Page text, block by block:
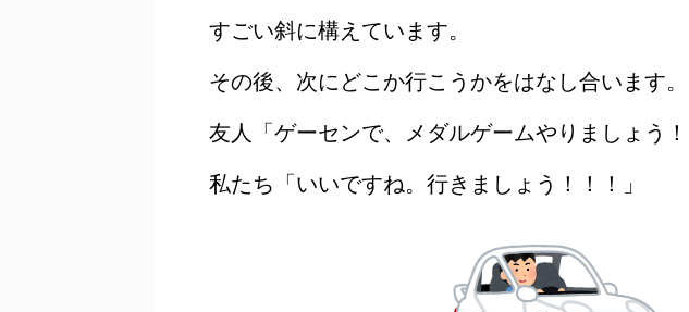
すごい斜に構えています。
その後、次にどこか行こうかをはなし合います。
友人「ゲーセンで、メダルゲームやりましょう！
私たち「いいですね。行きましょう！！！」